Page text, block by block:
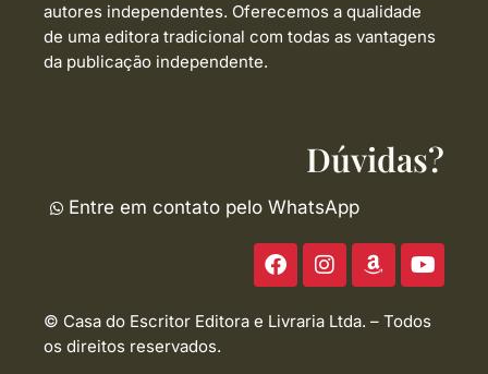
autores independentes. Oferecemos a qualidade
de uma editora tradicional com todas as vantagens
da publicação independente.
Dúvidas?
Entre em contato pelo WhatsApp
F
a
c
e
I
n
s
t
A
m
a
z
Y
o
u
t
© Casa do Escritor Editora e Livraria Ltda. – Todos
os direitos reservados.